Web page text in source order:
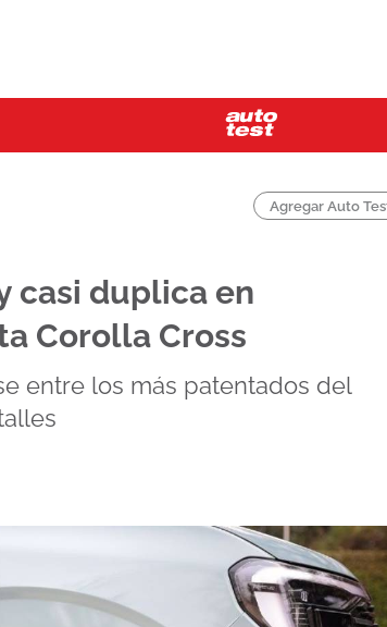
Agregar Auto
casi duplica en
Corolla Cross
entre los más patentados del